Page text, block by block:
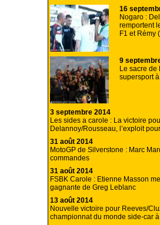
16
Nogaro :
remportent
F1 et Rémy
9
Le sacre de
supersport
3 septembre 2014
Les sides a carole : La victoire
Delannoy/Rousseau, l’exploit
31 août 2014
MotoGP de Silverstone : Marc
commandes
31 août 2014
FSBK Carole : Etienne Masson
gagnante de Greg Leblanc
13 août 2014
Nouvelle victoire pour Reeves/
championnat du monde side-car à